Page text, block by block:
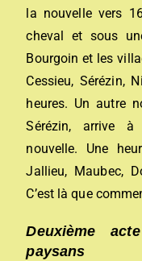
la nouvelle vers
cheval et sous
Bourgoin et les
Cessieu, Sérézin,
heures. Un autre
Sérézin, arrive
nouvelle. Une
Jallieu, Maubec,
C’est là que
Deuxième
paysans